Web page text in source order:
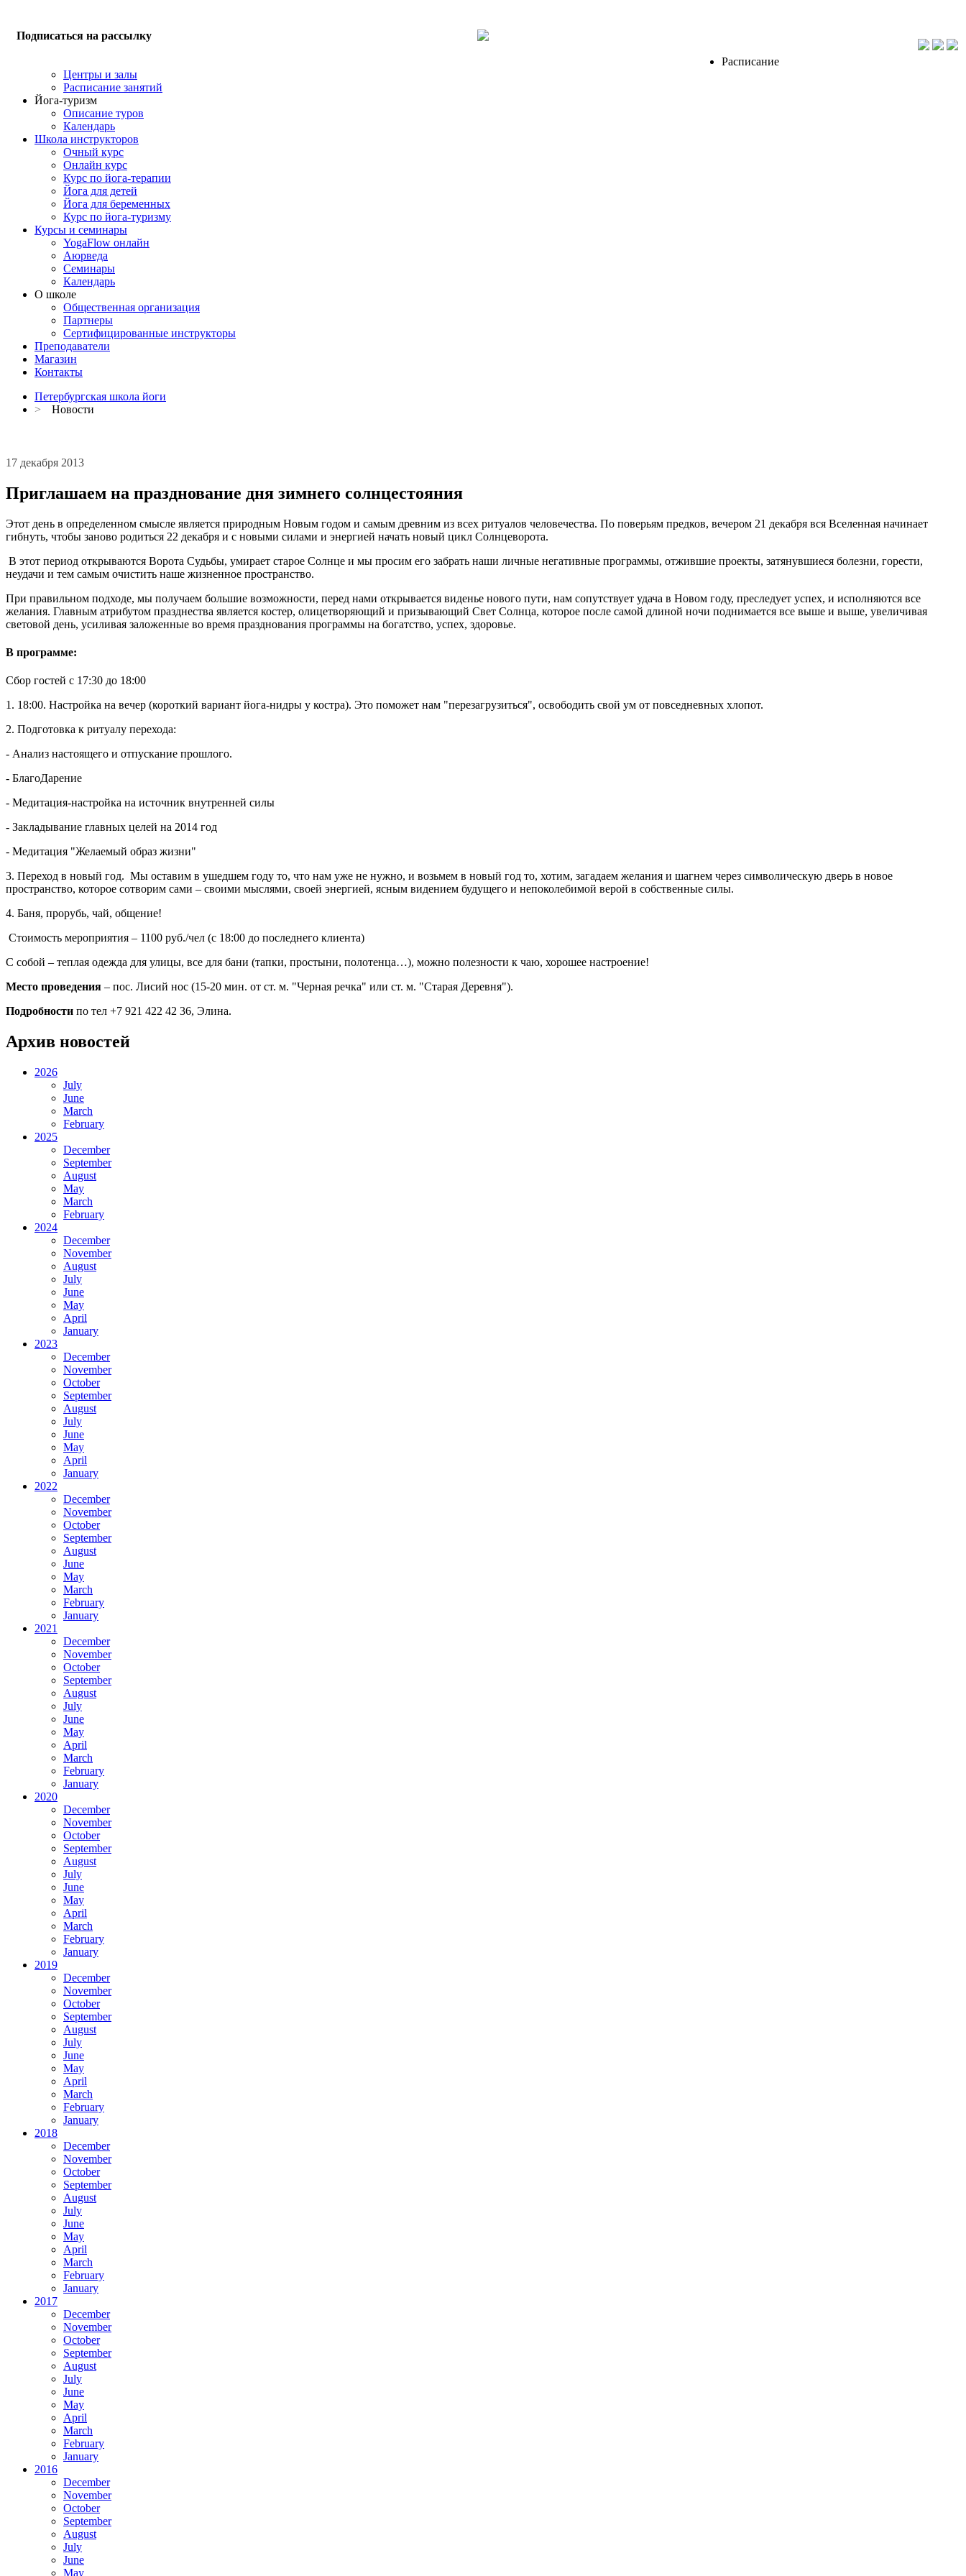
Подписаться на рассылку
Расписание
Центры и залы
Расписание занятий
Йога-туризм
Описание туров
Календарь
Школа инструкторов
Очный курс
Онлайн курс
Курс по йога-терапии
Йога для детей
Йога для беременных
Курс по йога-туризму
Курсы и семинары
YogaFlow онлайн
Аюрведа
Семинары
Календарь
О школе
Общественная организация
Партнеры
Сертифицированные инструкторы
Преподаватели
Магазин
Контакты
Петербургская школа йоги
>
Новости
17 декабря 2013
Приглашаем на празднование дня зимнего солнцестояния
Этот день в определенном смысле является природным Новым годом и самым древним из всех ритуалов человечества. По поверьям предков, вечером 21 декабря вся Вселенная начинает
гибнуть, чтобы заново родиться 22 декабря и с новыми силами и энергией начать новый цикл Солнцеворота.
В этот период открываются Ворота Судьбы, умирает старое Солнце и мы просим его забрать наши личные негативные программы, отжившие проекты, затянувшиеся болезни, горести,
неудачи и тем самым очистить наше жизненное пространство.
При правильном подходе, мы получаем большие возможности, перед нами открывается виденье нового пути, нам сопутствует удача в Новом году, преследует успех, и исполняются все
желания. Главным атрибутом празднества является костер, олицетворяющий и призывающий Свет Солнца, которое после самой длиной ночи поднимается все выше и выше, увеличивая
световой день, усиливая заложенные во время празднования программы на богатство, успех, здоровье.
В программе:
Сбор гостей с 17:30 до 18:00
1. 18:00. Настройка на вечер (короткий вариант йога-нидры у костра). Это поможет нам "перезагрузиться", освободить свой ум от повседневных хлопот.
2. Подготовка к ритуалу перехода:
- Анализ настоящего и отпускание прошлого.
- БлагоДарение
- Медитация-настройка на источник внутренней силы
- Закладывание главных целей на 2014 год
- Медитация "Желаемый образ жизни"
3. Переход в новый год. Мы оставим в ушедшем году то, что нам уже не нужно, и возьмем в новый год то, хотим, загадаем желания и шагнем через символическую дверь в новое
пространство, которое сотворим сами – своими мыслями, своей энергией, ясным видением будущего и непоколебимой верой в собственные силы.
4. Баня, прорубь, чай, общение!
Стоимость мероприятия – 1100 руб./чел (с 18:00 до последнего клиента)
С собой – теплая одежда для улицы, все для бани (тапки, простыни, полотенца…), можно полезности к чаю, хорошее настроение!
Место проведения – пос. Лисий нос (15-20 мин. от ст. м. "Черная речка" или ст. м. "Старая Деревня").
Подробности по тел +7 921 422 42 36, Элина.
Архив новостей
2026
July
June
March
February
2025
December
September
August
May
March
February
2024
December
November
August
July
June
May
April
January
2023
December
November
October
September
August
July
June
May
April
January
2022
December
November
October
September
August
June
May
March
February
January
2021
December
November
October
September
August
July
June
May
April
March
February
January
2020
December
November
October
September
August
July
June
May
April
March
February
January
2019
December
November
October
September
August
July
June
May
April
March
February
January
2018
December
November
October
September
August
July
June
May
April
March
February
January
2017
December
November
October
September
August
July
June
May
April
March
February
January
2016
December
November
October
September
August
July
June
May